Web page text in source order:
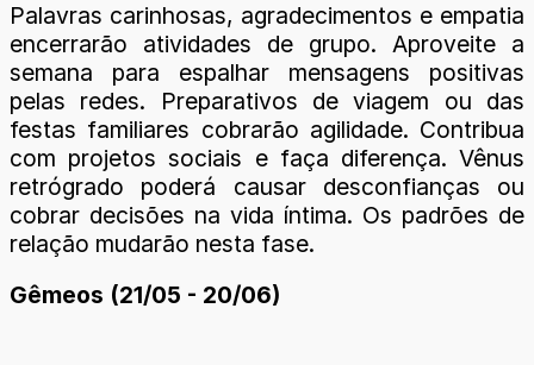
Palavras carinhosas, agradecimentos e empatia
encerrarão atividades de grupo. Aproveite a
semana para espalhar mensagens positivas
pelas redes. Preparativos de viagem ou das
festas familiares cobrarão agilidade. Contribua
com projetos sociais e faça diferença. Vênus
retrógrado poderá causar desconfianças ou
cobrar decisões na vida íntima. Os padrões de
relação mudarão nesta fase.
Gêmeos (21/05 - 20/06)